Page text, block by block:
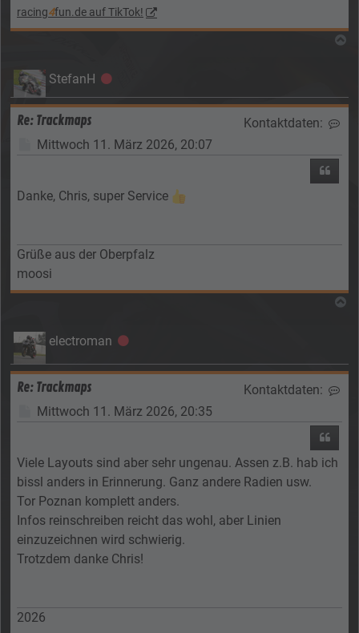
racing4fun.de auf TikTok!
StefanH Offline
Re: Trackmaps Kontaktdaten:
Beitrag
Mittwoch 11. März 2026, 20:07
Danke, Chris, super Service
Grüße aus der Oberpfalz
moosi
electroman Offline
Re: Trackmaps Kontaktdaten:
Beitrag
Mittwoch 11. März 2026, 20:35
Viele Layouts sind aber sehr ungenau. Assen z.B. hab ich
bissl anders in Erinnerung. Ganz andere Radien usw.
Tor Poznan komplett anders.
Infos reinschreiben reicht das wohl, aber Linien
einzuzeichnen wird schwierig.
Trotzdem danke Chris!
2026